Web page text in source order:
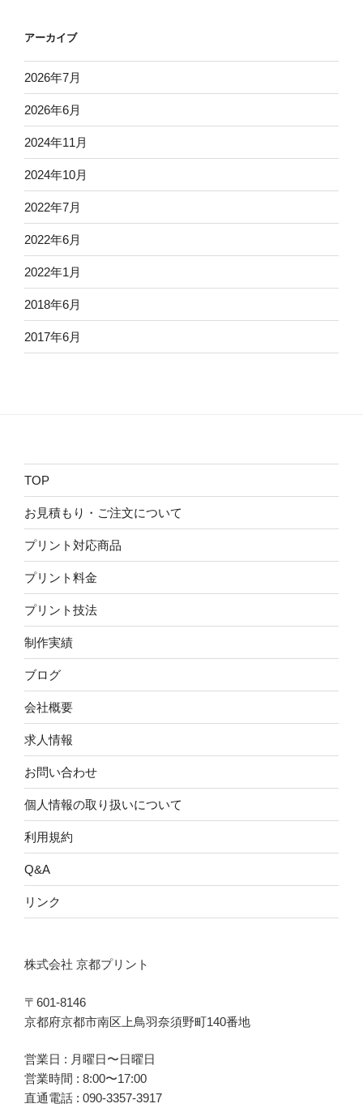
アーカイブ
2026年7月
2026年6月
2024年11月
2024年10月
2022年7月
2022年6月
2022年1月
2018年6月
2017年6月
TOP
お見積もり・ご注文について
プリント対応商品
プリント料金
プリント技法
制作実績
ブログ
会社概要
求人情報
お問い合わせ
個人情報の取り扱いについて
利用規約
Q&A
リンク
株式会社 京都プリント
〒601-8146
京都府京都市南区上鳥羽奈須野町140番地
営業日 : 月曜日〜日曜日
営業時間 : 8:00〜17:00
直通電話 : 090-3357-3917